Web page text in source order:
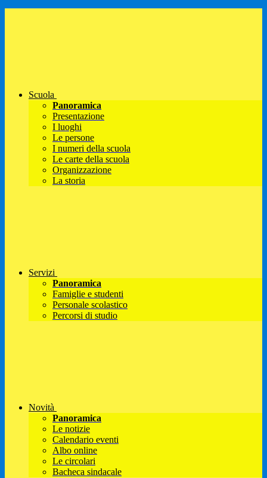
Scuola
Panoramica
Presentazione
I luoghi
Le persone
I numeri della scuola
Le carte della scuola
Organizzazione
La storia
Servizi
Panoramica
Famiglie e studenti
Personale scolastico
Percorsi di studio
Novità
Panoramica
Le notizie
Calendario eventi
Albo online
Le circolari
Bacheca sindacale